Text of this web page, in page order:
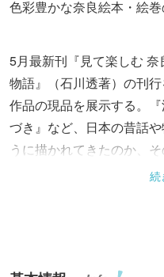
色彩豊かな奈良絵本・絵巻
5月最新刊『見て楽しむ
物語』（石川透著）の刊
作品の現品を展示する。
づき』など、日本の昔話
うに描かれてきたのか、
公開作品を含む色彩豊か
る。物語の源流と享受の
続